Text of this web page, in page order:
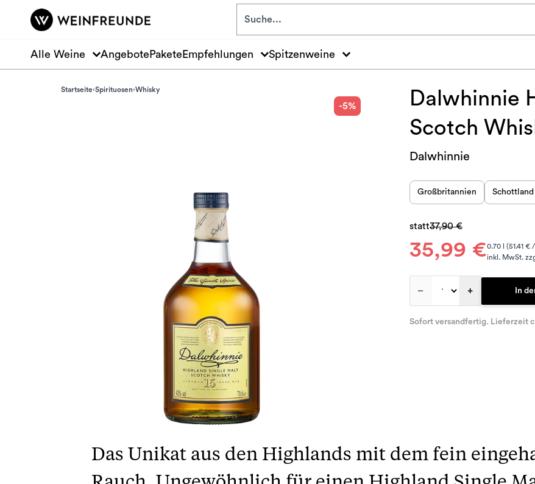
Zum Hauptinhalt springen
Alle Weine Angebote Pakete Empfehlungen Spitzenweine
Startseite Spirituosen Whisky
-5%
Dalwhinnie
Scotch
Dalwhinnie
Großbritannien Schottland
35,99 €
statt37,90 €
0.70 l (51.41 €
inkl. MwSt.
– + In
Sofort versandfertig. Lieferzeit
Das Unikat aus den Highlands mit dem fein